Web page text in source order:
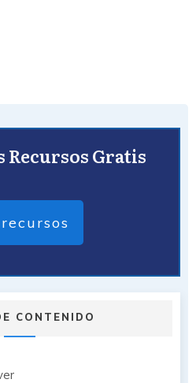
Recursos Gratis
CONTENIDO